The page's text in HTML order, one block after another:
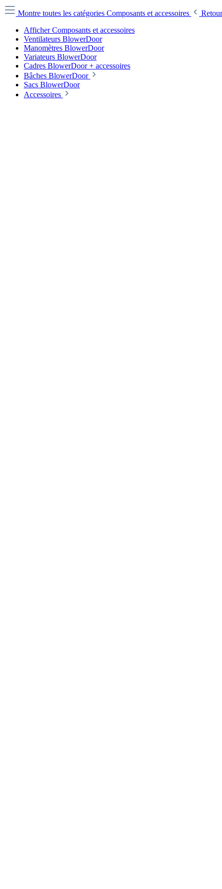
Montre toutes les catégories Composants et accessoires
Retour
Afficher Composants et accessoires
Ventilateurs BlowerDoor
Manomètres BlowerDoor
Variateurs BlowerDoor
Cadres BlowerDoor + accessoires
Bâches BlowerDoor
Sacs BlowerDoor
Accessoires